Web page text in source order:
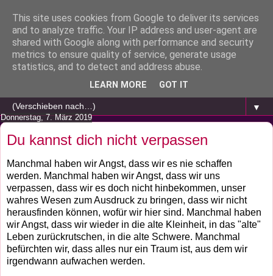
▼
Donnerstag, 7. März 2019
Du kannst dich nicht verpassen
Manchmal haben wir Angst, dass wir es nie schaffen
werden. Manchmal haben wir Angst, dass wir uns
verpassen, dass wir es doch nicht hinbekommen, unser
wahres Wesen zum Ausdruck zu bringen, dass wir nicht
herausfinden können, wofür wir hier sind. Manchmal haben
wir Angst, dass wir wieder in die alte Kleinheit, in das "alte"
Leben zurückrutschen, in die alte Schwere. Manchmal
befürchten wir, dass alles nur ein Traum ist, aus dem wir
irgendwann aufwachen werden.
This site uses cookies from Google to deliver its services
and to analyze traffic. Your IP address and user-agent are
shared with Google along with performance and security
metrics to ensure quality of service, generate usage
statistics, and to detect and address abuse.
LEARN MORE GOT IT